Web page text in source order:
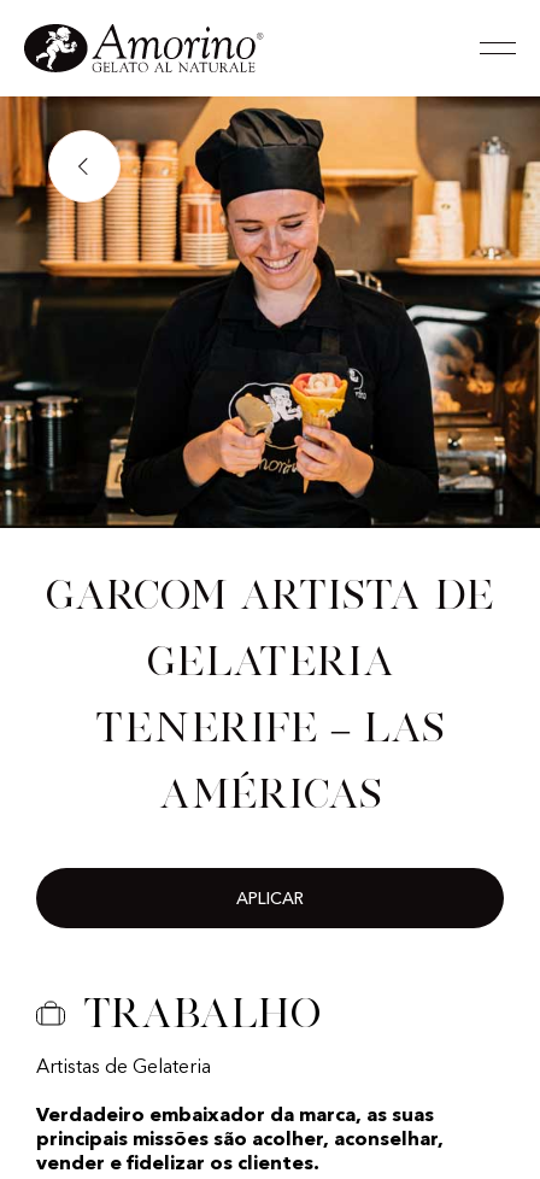
Garcom artista de
gelateria
Tenerife – Las
Américas
APLICAR
Trabalho
Artistas de Gelateria
Verdadeiro embaixador da marca, as suas
principais missões são acolher, aconselhar,
vender e fidelizar os clientes.